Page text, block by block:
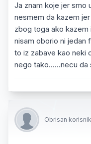
Ja znam koje jer smo
nesmem da kazem
zbog toga ako kazem
nisam oborio ni jedan
to iz zabave kao neki
nego tako......necu
Obrisan korisnik